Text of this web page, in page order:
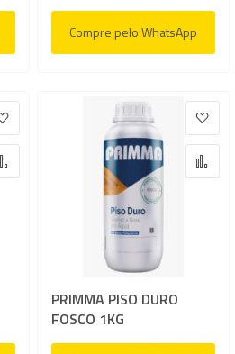
Compre pelo WhatsApp
Adicionar à lista de desejos
Adicionar para Comparar
PRIMMA PISO DURO
FOSCO 1KG